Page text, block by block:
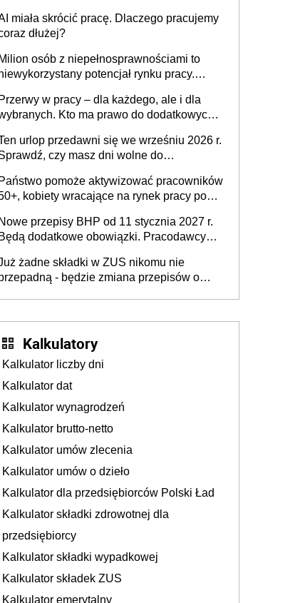
miała skrócić pracę. Dlaczego pracujemy
dłużej?
Milion osób z niepełnosprawnościami to
potencjał rynku pracy.
czy refundacji, ale bariery po
systemu i świadomości
[WYWIAD]
Przerwy w pracy – dla każdego, ale i dla
Kto ma prawo do dodatkowych
urlop przedawni się we wrześniu 2026 r.
czy masz dni wolne do
Państwo pomoże aktywizować pracowników
kobiety wracające na rynek pracy po
neuroatypowe. Powstanie Fundusz
rzecz Inkluzywności w Zatrudnianiu?
Nowe przepisy BHP od 11 stycznia 2027 r.
Będą dodatkowe obowiązki. Pracodawcy
żadne składki w ZUS nikomu nie
- będzie zmiana przepisów o
Kalkulatory
Kalkulator liczby dni
Kalkulator dat
Kalkulator wynagrodzeń
Kalkulator brutto-netto
Kalkulator umów zlecenia
Kalkulator umów o dzieło
Kalkulator dla przedsiębiorców Polski Ład
Kalkulator składki zdrowotnej dla
przedsiębiorcy
Kalkulator składki wypadkowej
Kalkulator składek ZUS
Kalkulator emerytalny